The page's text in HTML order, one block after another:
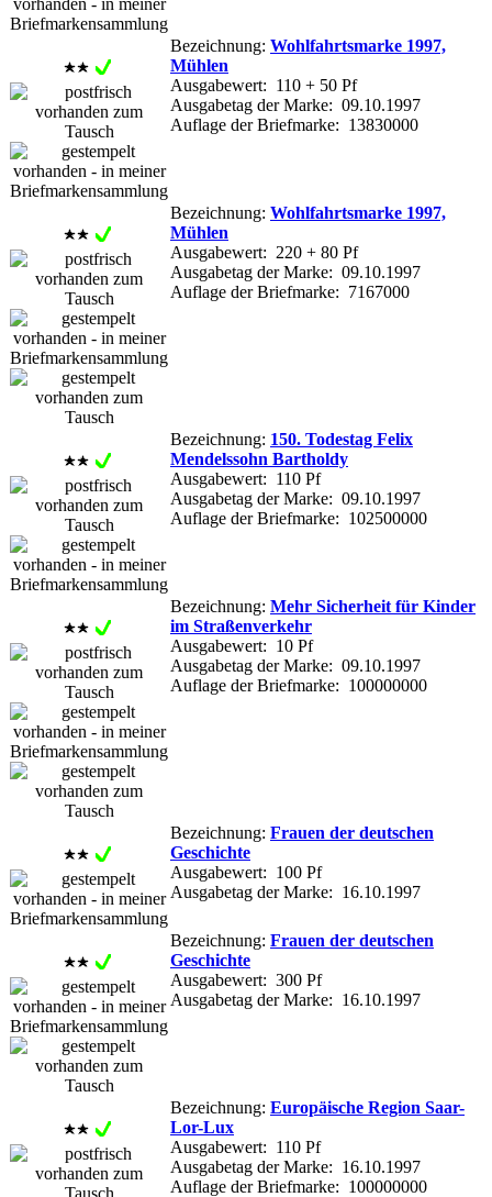
Bezeichnung: Wohlfahrtsmarke 1997,
Mühlen
Ausgabewert: 110 + 50 Pf
Ausgabetag der Marke: 09.10.1997
Auflage der Briefmarke: 13830000
Bezeichnung: Wohlfahrtsmarke 1997,
Mühlen
Ausgabewert: 220 + 80 Pf
Ausgabetag der Marke: 09.10.1997
Auflage der Briefmarke: 7167000
Bezeichnung: 150. Todestag Felix
Mendelssohn Bartholdy
Ausgabewert: 110 Pf
Ausgabetag der Marke: 09.10.1997
Auflage der Briefmarke: 102500000
Bezeichnung: Mehr Sicherheit für Kinder
im Straßenverkehr
Ausgabewert: 10 Pf
Ausgabetag der Marke: 09.10.1997
Auflage der Briefmarke: 100000000
Bezeichnung: Frauen der deutschen
Geschichte
Ausgabewert: 100 Pf
Ausgabetag der Marke: 16.10.1997
Bezeichnung: Frauen der deutschen
Geschichte
Ausgabewert: 300 Pf
Ausgabetag der Marke: 16.10.1997
Bezeichnung: Europäische Region Saar-
Lor-Lux
Ausgabewert: 110 Pf
Ausgabetag der Marke: 16.10.1997
Auflage der Briefmarke: 100000000